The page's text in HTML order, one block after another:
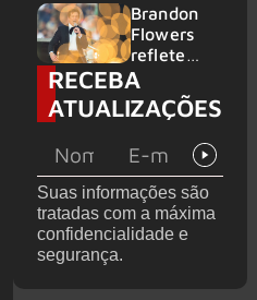
am Ring
2026
membros
do GHOST
e KORN
Brandon
Flowers
reflete
sobre o
futuro e
levanta
de de
deixar os
palcos
RECEBA
ATUALIZAÇÕES
Suas informações são
tratadas com a máxima
confidencialidade e
segurança.